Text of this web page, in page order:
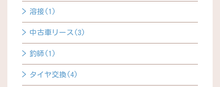
溶接(1)
中古車リース(3)
釣師(1)
タイヤ交換(4)